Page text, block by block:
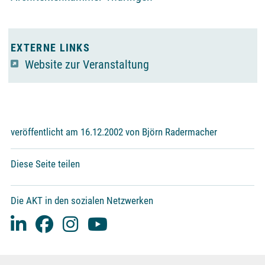
EXTERNE LINKS
Website zur Veranstaltung
veröffentlicht am 16.12.2002 von Björn Radermacher
Diese Seite teilen
Die AKT in den sozialen Netzwerken